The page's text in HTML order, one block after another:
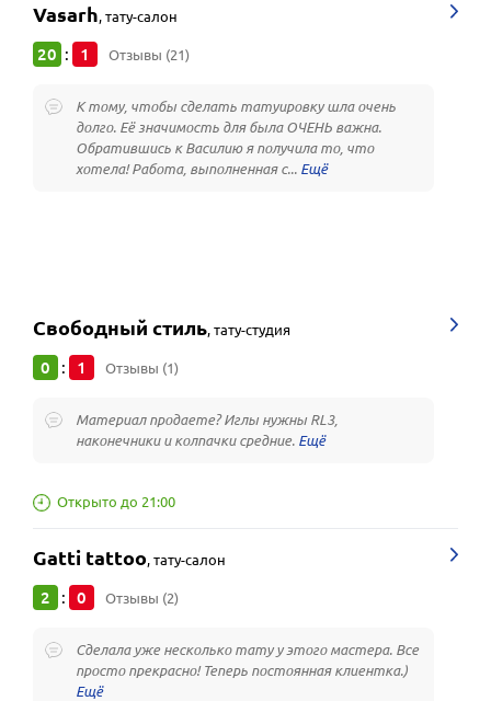
Vasarh,тату-салон
20 : 1 Отзывы (21)
К тому, чтобы сделать татуировку шла очень
долго. Её значимость для была ОЧЕНЬ важна.
Обратившись к Василию я получила то, что
хотела! Работа, выполненная с...
Свободный стиль,тату-студия
0 : 1 Отзывы (1)
Материал продаете? Иглы нужны RL3,
наконечники и колпачки средние.
Открыто до 21:00
Gatti tattoo,тату-салон
2 : 0 Отзывы (2)
Сделала уже несколько тату у этого мастера. Все
просто прекрасно! Теперь постоянная клиентка.)